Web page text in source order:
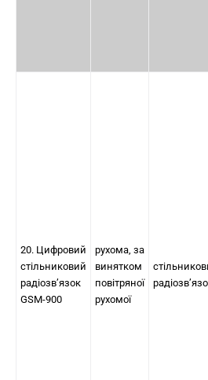
20. Цифровий
стільниковий
радіозв’язок
GSM-900
рухома, за
винятком
повітряної
рухомої